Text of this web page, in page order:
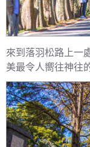
來到落羽松路上一
美最令人嚮往神往